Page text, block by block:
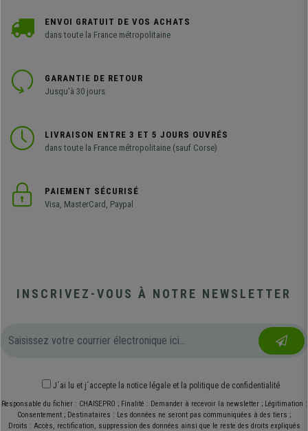
ENVOI GRATUIT DE VOS ACHATS
dans toute la France métropolitaine
GARANTIE DE RETOUR
Jusqu'à 30 jours
LIVRAISON ENTRE 3 ET 5 JOURS OUVRÉS
dans toute la France métropolitaine (sauf Corse)
PAIEMENT SÉCURISÉ
Visa, MasterCard, Paypal
INSCRIVEZ-VOUS À NOTRE NEWSLETTER
J´ai lu et j´accepte la notice légale et la politique de confidentialité
Responsable du fichier : CHAISEPRO ; Finalité : Demander à recevoir la newsletter ; Légitimation :
Consentement ; Destinataires : Les données ne seront pas communiquées à des tiers ;
Droits : Accès, rectification, suppression des données ainsi que le reste des droits expliqués